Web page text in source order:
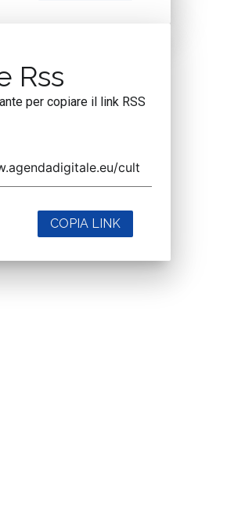
Rss
per copiare il link RSS
COPIA LINK